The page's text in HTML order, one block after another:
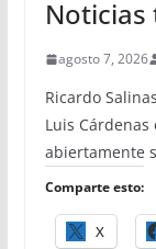
Noticias
agosto 7, 2026
Ricardo
Luis Cárdenas
abiertamente
Comparte esto:
X